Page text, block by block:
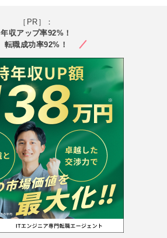
［PR］：
年収アップ率92%！
転職成功率92%！